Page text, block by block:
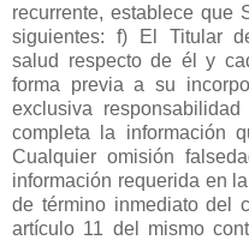
recurrente, establece que
siguientes: f) El Titular
salud respecto de él y
forma previa a su
exclusiva
completa la información
Cualquier omisión
información requerida en
de término inmediato del
artículo 11 del mismo